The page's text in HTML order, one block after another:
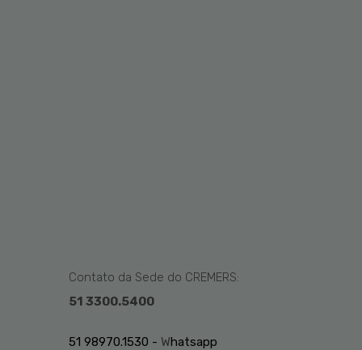
Contato da Sede do CREMERS:
51 3300.5400
51 98970.1530 - Whatsapp